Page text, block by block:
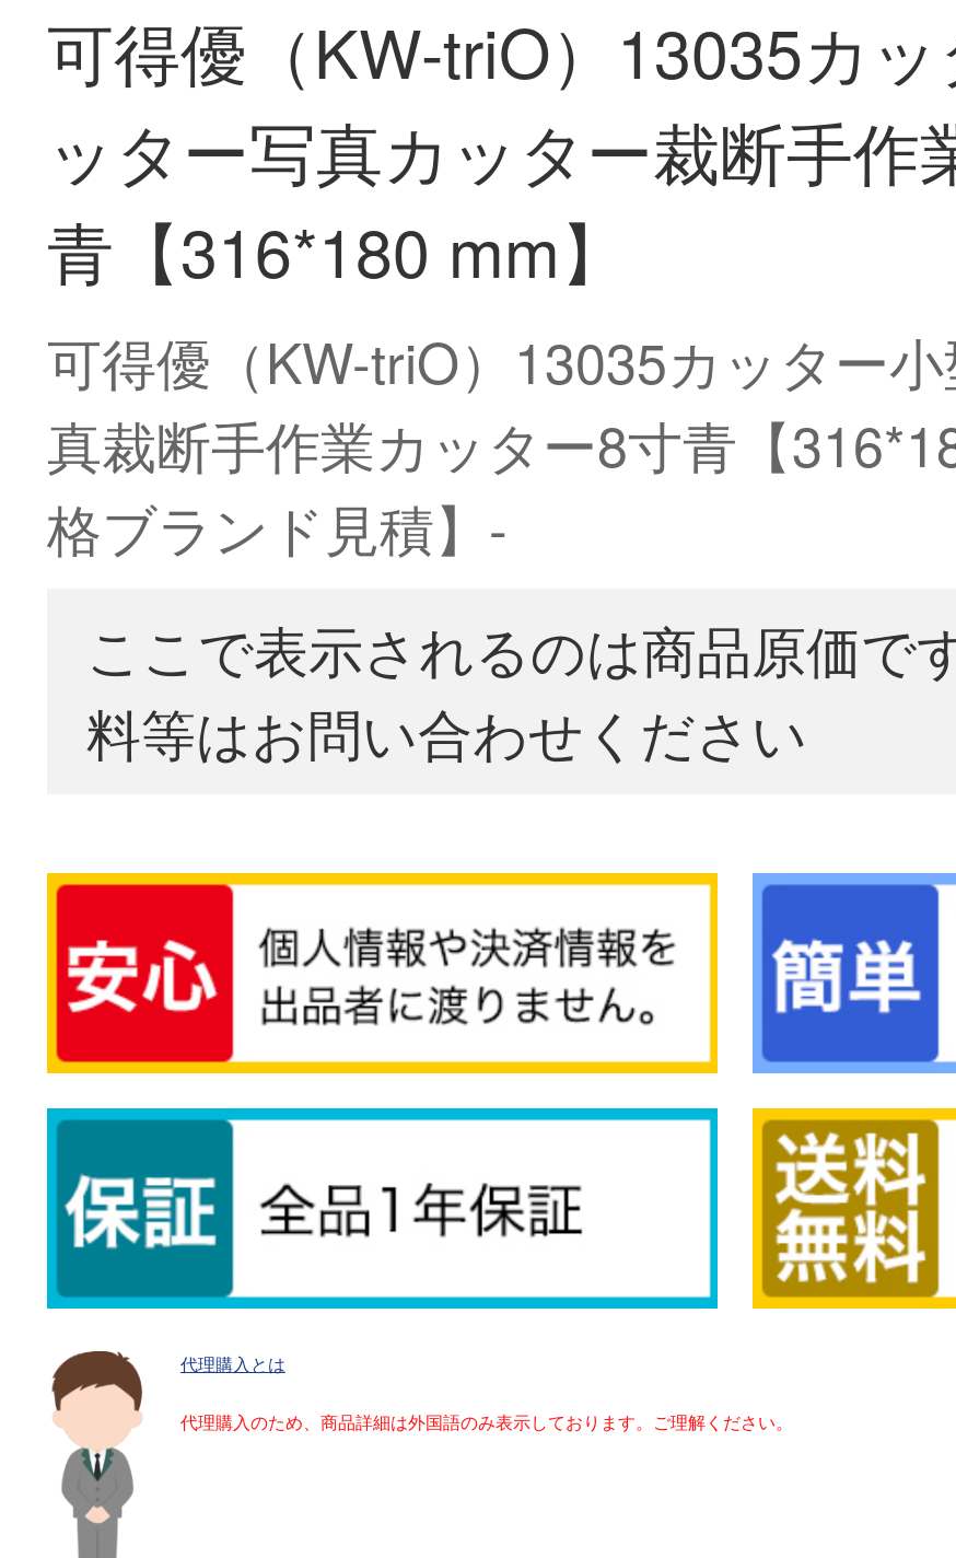
可得優（KW-triO）13035カ
ッター写真カッター裁断手作
青【316*180 mm】
可得優（KW-triO）13035カッター
真裁断手作業カッター8寸青【
格ブランド見積】-
ここで表示されるのは商品原価で
料等はお問い合わせください
代理購入とは
代理購入のため、商品詳細は外国語のみ表示しております。ご理解ください。